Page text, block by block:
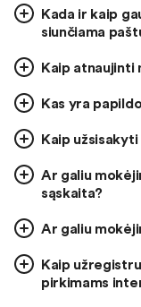
Kada ir kaip
siunčiama
Kaip atnaujinti
Kas yra
Kaip
Ar galiu
sąskaita?
Ar galiu
Kaip
pirkimams